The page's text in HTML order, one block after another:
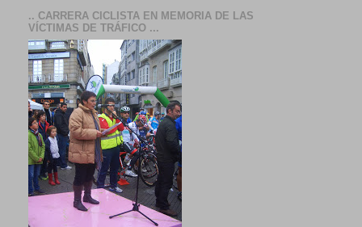
.. CARRERA CICLISTA EN MEMORIA DE LAS
VÍCTIMAS DE TRÁFICO ...